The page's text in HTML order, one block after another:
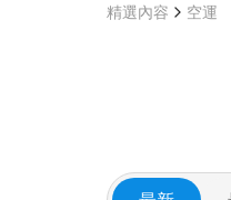
精選內容 空運